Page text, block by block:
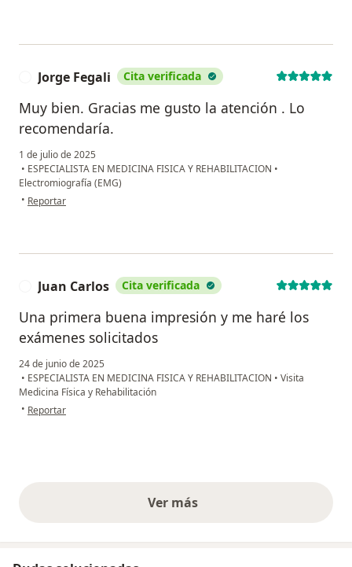
Jorge Fegali Cita verificada
Muy bien. Gracias me gusto la atención . Lo
recomendaría.
1 de julio de 2025
• ESPECIALISTA EN MEDICINA FISICA Y REHABILITACION •
Electromiografía (EMG)
• en opinión del usuario Jorge Fegali
Reportar
Juan Carlos Cita verificada
Una primera buena impresión y me haré los
exámenes solicitados
24 de junio de 2025
• ESPECIALISTA EN MEDICINA FISICA Y REHABILITACION • Visita
Medicina Física y Rehabilitación
• en opinión del usuario Juan Carlos
Reportar
Ver másopiniones anteriores